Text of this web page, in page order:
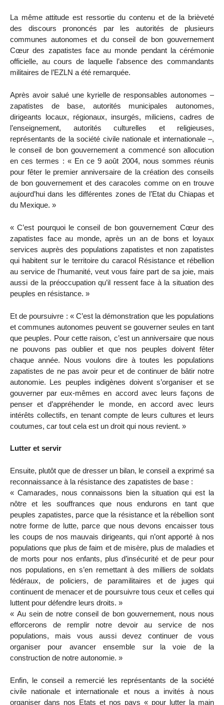
La même attitude est ressortie du contenu et de la brièveté
des discours prononcés par les autorités de plusieurs
communes autonomes et du conseil de bon gouvernement
Cœur des zapatistes face au monde pendant la cérémonie
officielle, au cours de laquelle l’absence des commandants
militaires de l’EZLN a été remarquée.
Après avoir salué une kyrielle de responsables autonomes –
zapatistes de base, autorités municipales autonomes,
dirigeants locaux, régionaux, insurgés, miliciens, cadres de
l’enseignement, autorités culturelles et religieuses,
représentants de la société civile nationale et internationale –,
le conseil de bon gouvernement a commencé son allocution
en ces termes : « En ce 9 août 2004, nous sommes réunis
pour fêter le premier anniversaire de la création des conseils
de bon gouvernement et des caracoles comme on en trouve
aujourd’hui dans les différentes zones de l’Etat du Chiapas et
du Mexique. »
« C’est pourquoi le conseil de bon gouvernement Cœur des
zapatistes face au monde, après un an de bons et loyaux
services auprès des populations zapatistes et non zapatistes
qui habitent sur le territoire du caracol Résistance et rébellion
au service de l’humanité, veut vous faire part de sa joie, mais
aussi de la préoccupation qu’il ressent face à la situation des
peuples en résistance. »
Et de poursuivre : « C’est la démonstration que les populations
et communes autonomes peuvent se gouverner seules en tant
que peuples. Pour cette raison, c’est un anniversaire que nous
ne pouvons pas oublier et que nos peuples doivent fêter
chaque année. Nous voulons dire à toutes les populations
zapatistes de ne pas avoir peur et de continuer de bâtir notre
autonomie. Les peuples indigènes doivent s’organiser et se
gouverner par eux-mêmes en accord avec leurs façons de
penser et d’appréhender le monde, en accord avec leurs
intérêts collectifs, en tenant compte de leurs cultures et leurs
coutumes, car tout cela est un droit qui nous revient. »
Lutter et servir
Ensuite, plutôt que de dresser un bilan, le conseil a exprimé sa
reconnaissance à la résistance des zapatistes de base :
« Camarades, nous connaissons bien la situation qui est la
nôtre et les souffrances que nous endurons en tant que
peuples zapatistes, parce que la résistance et la rébellion sont
notre forme de lutte, parce que nous devons encaisser tous
les coups de nos mauvais dirigeants, qui n’ont apporté à nos
populations que plus de faim et de misère, plus de maladies et
de morts pour nos enfants, plus d’insécurité et de peur pour
nos populations, en s’en remettant à des milliers de soldats
fédéraux, de policiers, de paramilitaires et de juges qui
continuent de menacer et de poursuivre tous ceux et celles qui
luttent pour défendre leurs droits. »
« Au sein de notre conseil de bon gouvernement, nous nous
efforcerons de remplir notre devoir au service de nos
populations, mais vous aussi devez continuer de vous
organiser pour avancer ensemble sur la voie de la
construction de notre autonomie. »
Enfin, le conseil a remercié les représentants de la société
civile nationale et internationale et nous a invités à nous
organiser dans nos Etats et nos pays « pour lutter la main